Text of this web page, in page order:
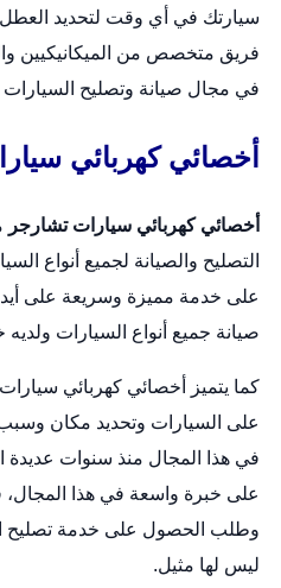
سيارتك في أي وقت لتحديد
فريق متخصص من الميكانيكيين
في مجال صيانة وتصليح السيارات
أخصائي كهربائي
أخصائي كهربائي سيارات تشارجر
التصليح والصيانة لجميع أنواع
على خدمة مميزة وسريعة على
صيانة جميع أنواع السيارات
كما يتميز أخصائي كهربائي
على السيارات وتحديد مكان
في هذا المجال منذ سنوات
على خبرة واسعة في هذا المجال،
وطلب الحصول على خدمة تصليح
ليس لها مثيل.